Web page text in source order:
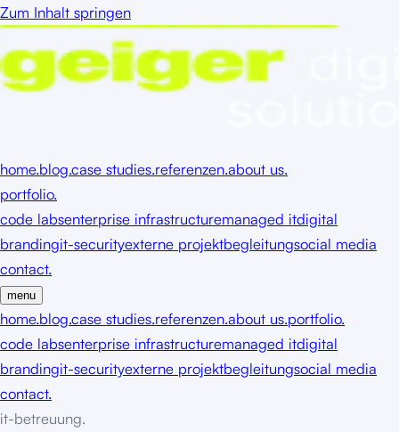
Zum Inhalt springen
home.blog.case studies.referenzen.about us.
portfolio.
code labsenterprise infrastructuremanaged itdigital
brandingit-securityexterne projektbegleitungsocial media
contact.
menu
home.blog.case studies.referenzen.about us.portfolio.
code labsenterprise infrastructuremanaged itdigital
brandingit-securityexterne projektbegleitungsocial media
contact.
it-betreuung.